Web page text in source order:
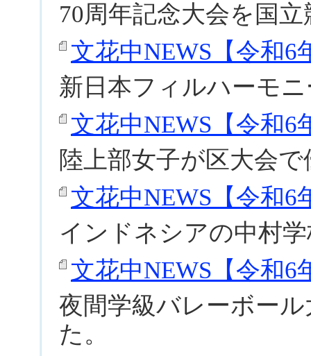
70周年記念大会を国
文花中NEWS【令和6
新日本フィルハーモ
文花中NEWS【令和6
陸上部女子が区大会
文花中NEWS【令和6
インドネシアの中村
文花中NEWS【令和6
夜間学級バレーボー
た。